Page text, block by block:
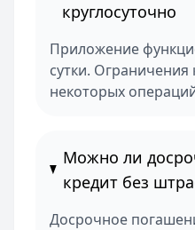
круглосуточно
Приложение
сутки. Ограничения
некоторых
Можно ли
кредит без
Досрочное